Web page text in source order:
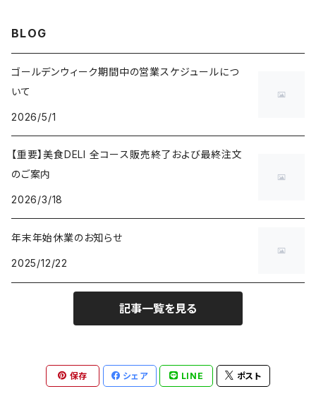
BLOG
ゴールデンウィーク期間中の営業スケジュールにつ
いて
2026/5/1
【重要】美食DELI 全コース販売終了および最終注文
のご案内
2026/3/18
年末年始休業のお知らせ
2025/12/22
記事一覧を見る
保存 シェア LINE ポスト